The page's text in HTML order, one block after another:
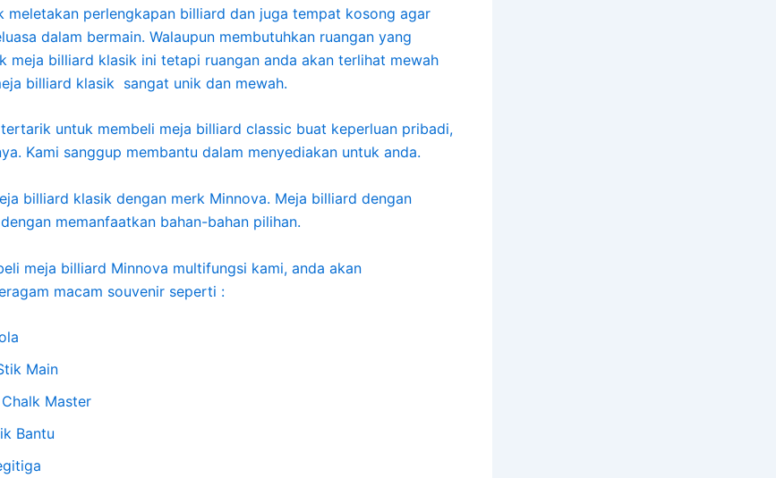
meletakan perlengkapan billiard dan juga tempat kosong agar
dalam bermain. Walaupun membutuhkan ruangan yang
meja billiard klasik ini tetapi ruangan anda akan terlihat mewah
billiard klasik sangat unik dan mewah.
untuk membeli meja billiard classic buat keperluan pribadi,
Kami sanggup membantu dalam menyediakan untuk anda.
billiard klasik dengan merk Minnova. Meja billiard dengan
memanfaatkan bahan-bahan pilihan.
meja billiard Minnova multifungsi kami, anda akan
macam souvenir seperti :
Main
Master
Bantu